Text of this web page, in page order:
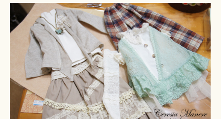
ci
Hi
ts
u
ki
＊
み
や
げ
│
ア
ウ
ト
フ
ィ
ッ
ト